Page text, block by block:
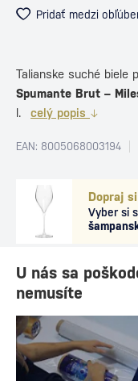
Pridať medzi
Dopraj
Vyber si
Talianske suché biele
Spumante Brut –
l.
celý popis
EAN: 8005068003194
U nás sa
nemusíte